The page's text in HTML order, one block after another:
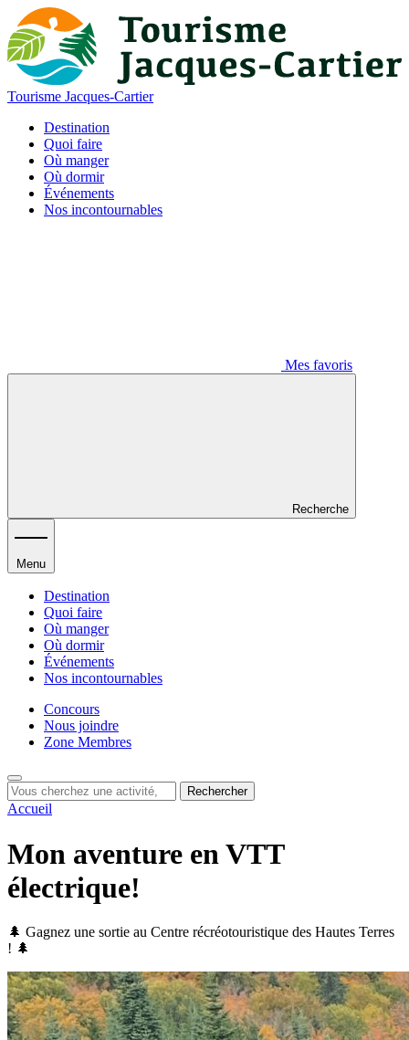
Tourisme Jacques-Cartier
Destination
Quoi faire
Où manger
Où dormir
Événements
Nos incontournables
Mes favoris
Recherche
Menu
Destination
Quoi faire
Où manger
Où dormir
Événements
Nos incontournables
Concours
Nous joindre
Zone Membres
Rechercher
Accueil
Mon aventure en VTT
électrique!
🌲 Gagnez une sortie au Centre récréotouristique des Hautes Terres
! 🌲